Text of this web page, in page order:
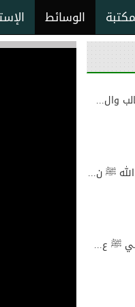
الوسائط
وال...
ﷺ ن...
ﷺ ع...